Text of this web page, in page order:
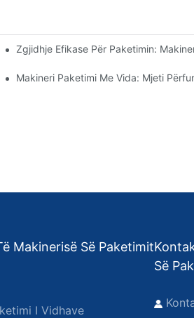
Zgjidhje Efikase Për Paketimin:
Rritni Prodhimin
Makineri Paketimi Me Vida: Mjeti
Makinerisë Së Paketimit
I Vidhave
Së